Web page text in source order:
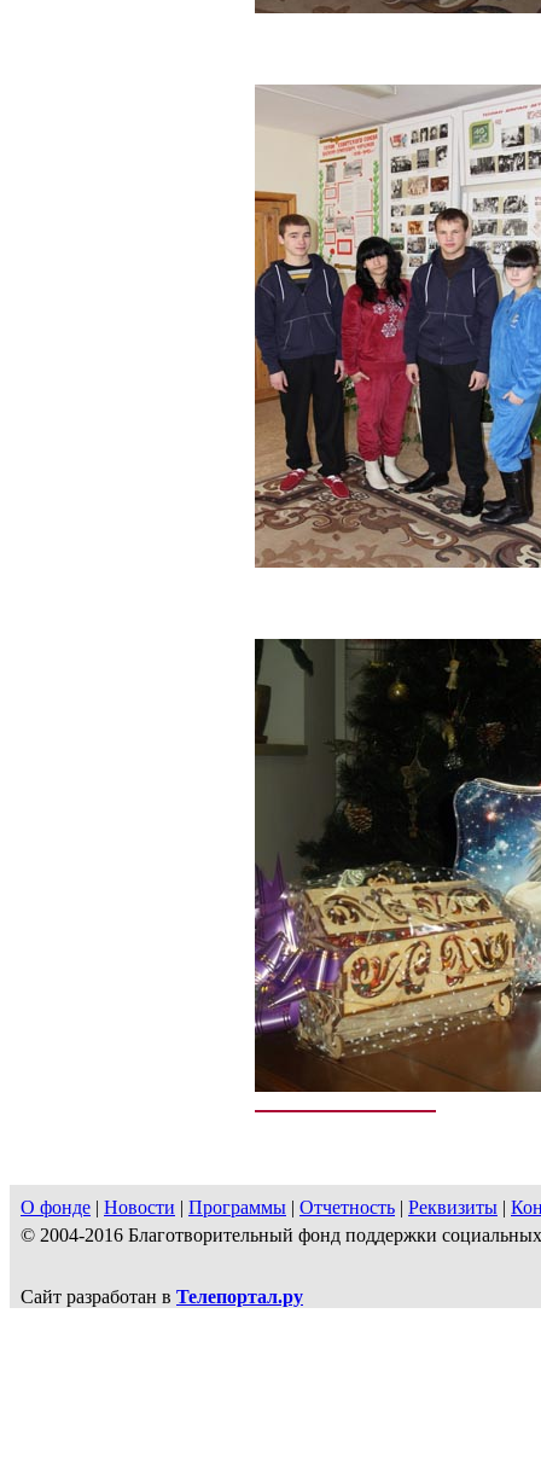
О фонде | Новости | Программы | Отчетность | Реквизиты |
© 2004-2016 Благотворительный фонд поддержки
Сайт разработан в Телепортал.ру